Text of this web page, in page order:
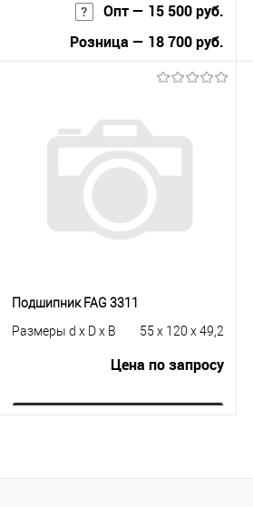
Опт — 15 500 руб.
Розница — 18 700 руб.
Купить в 1 клик
К сравнению
В избранное
Под заказ
Подшипник FAG 3311
Размеры d x D x B
55 x 120 x 49,2
Цена по запросу
Купить в 1 клик
К сравнению